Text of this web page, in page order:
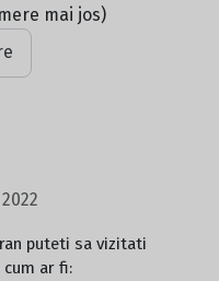
mai jos)
puteti sa vizitati
ar fi: